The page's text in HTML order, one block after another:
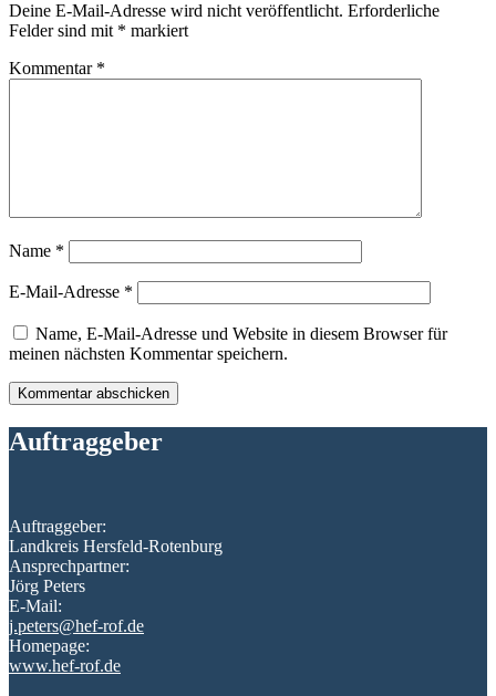
Deine E-Mail-Adresse wird nicht veröffentlicht. Erforderliche
Felder sind mit * markiert
Kommentar *
Name *
E-Mail-Adresse *
Name, E-Mail-Adresse und Website in diesem Browser für
meinen nächsten Kommentar speichern.
Auftraggeber
Auftraggeber:
Landkreis Hersfeld-Rotenburg
Ansprechpartner:
Jörg Peters
E-Mail:
j.peters@hef-rof.de
Homepage:
www.hef-rof.de